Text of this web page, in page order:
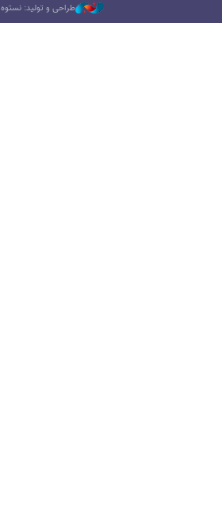
طراحی و تولید: نستوه